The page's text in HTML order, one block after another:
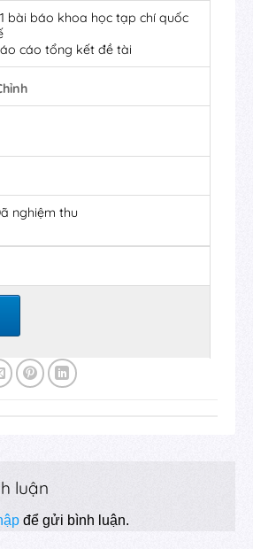
bài báo khoa học tạp chí quốc
cáo tổng kết đề tài
nghiệm thu
luận
để gửi bình luận.